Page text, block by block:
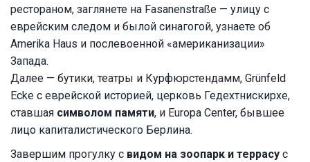
рестораном, заглянете на Fasanenstraße — улицу с
еврейским следом и былой синагогой, узнаете об
Amerika Haus и послевоенной «американизации»
Запада.
Далее — бутики, театры и Курфюрстендамм, Grünfeld
Ecke с еврейской историей, церковь Гедехтнискирхе,
ставшая символом памяти, и Europa Center, бывшее
лицо капиталистического Берлина.
Завершим прогулку с видом на зоопарк и террасу с